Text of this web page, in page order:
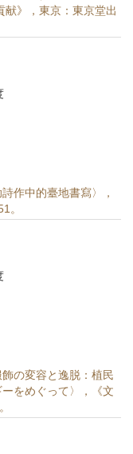
献》，東京：東京堂出
作中的臺地書寫〉，
。
の変容と逸脱：植民
をめぐって〉，《文